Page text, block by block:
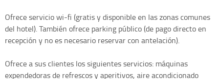
Ofrece servicio wi-fi (gratis y disponible en las zonas comunes
del hotel). También ofrece parking público (de pago directo en
recepción y no es necesario reservar con antelación).
Ofrece a sus clientes los siguientes servicios: máquinas
expendedoras de refrescos y aperitivos, aire acondicionado